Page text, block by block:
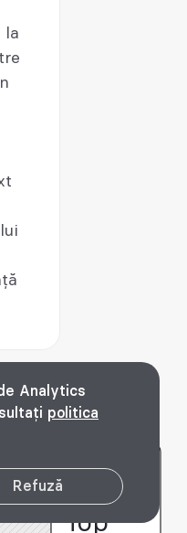
la
Analytics
politica
Refuză
Top